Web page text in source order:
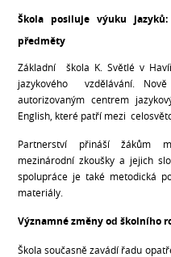
Škola posiluje výuku
předměty
Základní škola K. Světlé v
jazykového vzdělávání.
autorizovaným centrem
English, které patří mezi
Partnerství přináší žákům
mezinárodní zkoušky a jejich
spolupráce je také metodická
materiály.
Významné změny od školního
Škola současně zavádí řadu